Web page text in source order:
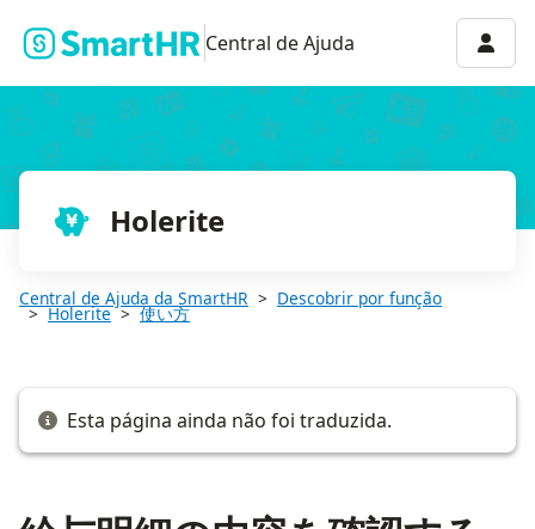
Central de Ajuda
Holerite
Central de Ajuda da SmartHR Descobrir por função
Holerite 使い方
Esta página ainda não foi traduzida.